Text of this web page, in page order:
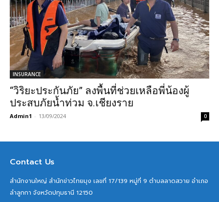
INSURANCE
“วิริยะประกันภัย” ลงพื้นที่ช่วยเหลือพี่น้องผู้
ประสบภัยน้ำท่วม จ.เชียงราย
Admin1 - 13/09/2024 0
Contact Us
สำนักงานใหญ่ สำนักข่าวไทยมุง เลขที่ 17/139 หมู่ที่ 9 ตำบลลาดสวาย อำเภอ
ลำลูกกา จังหวัดปทุมธานี 12150